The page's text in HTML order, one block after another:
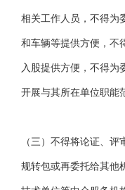
相关工作人员，不得为
和车辆等提供方便，不
入股提供方便，不得为
开展与其所在单位职能
（三）不得将论证、
规转包或再委托给其他